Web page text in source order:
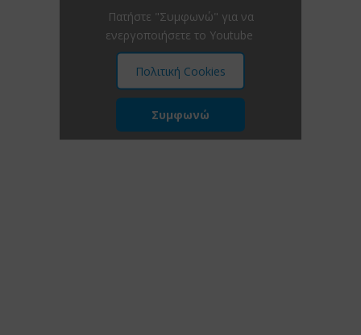
Πατήστε "Συμφωνώ" για να
ενεργοποιήσετε το Youtube
Πολιτική Cookies
Συμφωνώ